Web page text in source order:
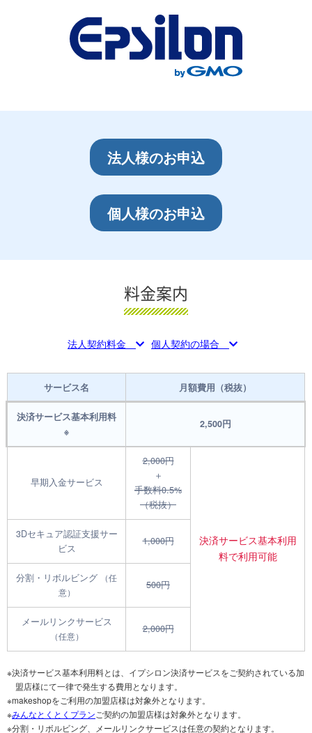
法人様のお申込
個人様のお申込
料金案内
法人契約料金 個人契約の場合
サービス名 月額費用（税抜）
決済サービス基本利用料
※
2,500円
早期入金サービス
2,000円
＋
手数料0.5%
（税抜）
決済サービス基本利用
料で利用可能
3Dセキュア認証支援サー
ビス
1,000円
分割・リボルビング
（任
意）
500円
メールリンクサービス
（任意）
2,000円
※決済サービス基本利用料とは、イプシロン決済サービスをご契約されている加
盟店様にて一律で発生する費用となります。
※makeshopをご利用の加盟店様は対象外となります。
※みんなとくとくプランご契約の加盟店様は対象外となります。
※分割・リボルビング、メールリンクサービスは任意の契約となります。